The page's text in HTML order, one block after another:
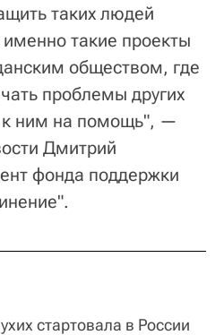
таких людей
такие проекты
обществом, где
проблемы других
к ним на помощь", —
Дмитрий
фонда поддержки
стартовала в России